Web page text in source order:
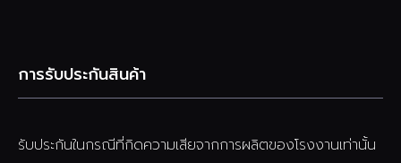
การรับประกันสินค้า
รับประกันในกรณีที่กิดความเสียจากการผลิตของโรงงานเท่านั้น